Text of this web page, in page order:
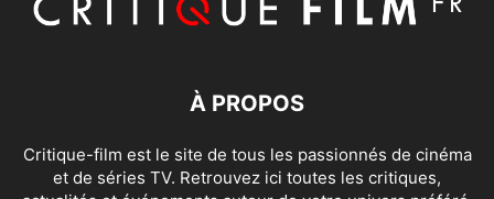
À PROPOS
Critique-film est le site de tous les passionnés de cinéma
et de séries TV. Retrouvez ici toutes les critiques,